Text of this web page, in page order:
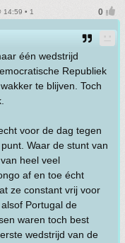
14:59 • 1
één wedstrijd
Republiek
te blijven. Toch
voor de dag tegen
Waar de stunt van
heel veel
af en toe écht
ze constant vrij voor
Portugal de
waren toch best
wedstrijd van de